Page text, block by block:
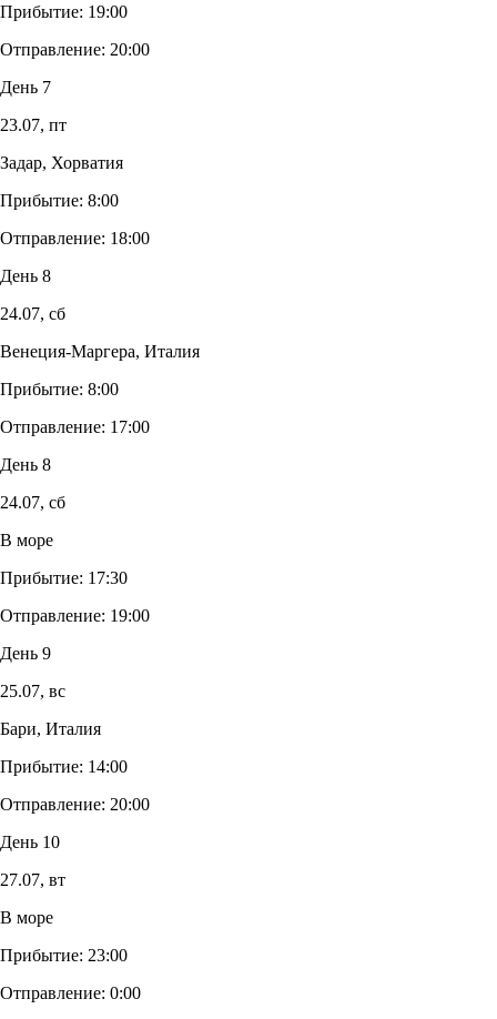
Прибытие: 19:00
Отправление: 20:00
День 7
23.07, пт
Задар, Хорватия
Прибытие: 8:00
Отправление: 18:00
День 8
24.07, сб
Венеция-Маргера, Италия
Прибытие: 8:00
Отправление: 17:00
День 8
24.07, сб
В море
Прибытие: 17:30
Отправление: 19:00
День 9
25.07, вс
Бари, Италия
Прибытие: 14:00
Отправление: 20:00
День 10
27.07, вт
В море
Прибытие: 23:00
Отправление: 0:00